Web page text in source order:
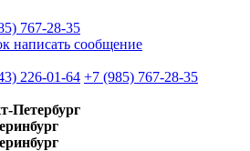
767-28-35
написать сообщение
226-01-64 +7 (985) 767-28-35
Петербург